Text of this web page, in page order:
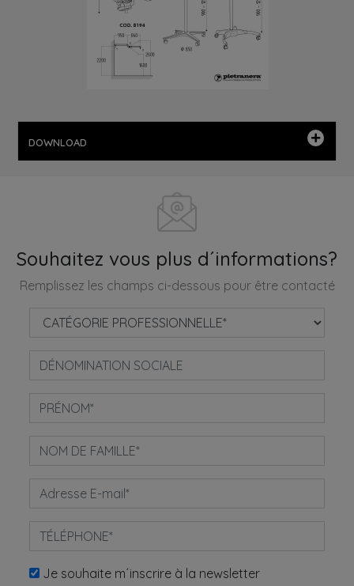
DOWNLOAD
Souhaitez vous plus d´informations?
Remplissez les champs ci-dessous pour être contacté
Je souhaite m´inscrire à la newsletter